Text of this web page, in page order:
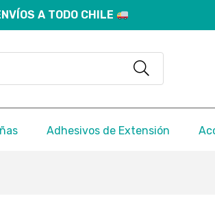
A TODO CHILE
Adhesivos de Extensión